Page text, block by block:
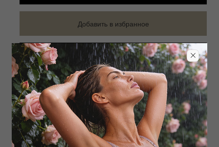
Дополнить образ
Добавить в избранное
Забронировать в магазине